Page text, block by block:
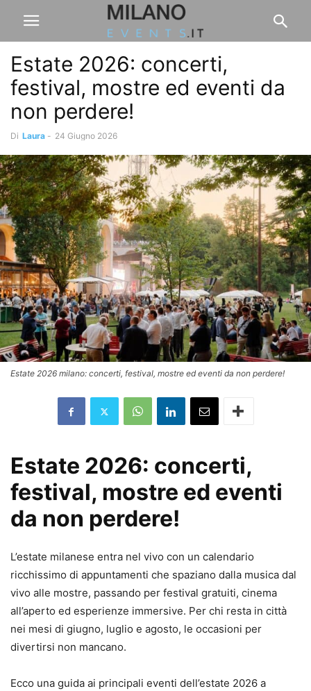
Estate 2026: concerti,
festival, mostre ed eventi da
non perdere!
Di Laura - 24 Giugno 2026
Estate 2026 milano: concerti, festival, mostre ed eventi da non perdere!
Estate 2026: concerti,
festival, mostre ed eventi
da non perdere!
L’estate milanese entra nel vivo con un calendario
ricchissimo di appuntamenti che spaziano dalla musica dal
vivo alle mostre, passando per festival gratuiti, cinema
all’aperto ed esperienze immersive. Per chi resta in città
nei mesi di giugno, luglio e agosto, le occasioni per
divertirsi non mancano.
Ecco una guida ai principali eventi dell’estate 2026 a